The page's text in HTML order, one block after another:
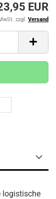
EUR
zzgl. Versand
logistische